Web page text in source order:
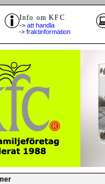
Info om KFC
-> att handla
-> fraktinformation